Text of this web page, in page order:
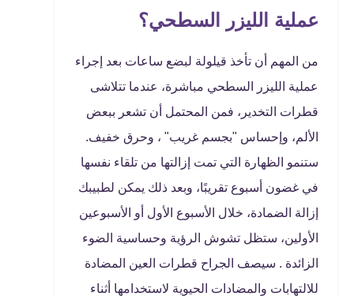
عملية الليزر السطحي؟
من المهم أن تأخذ قيلولة لبضع ساعات بعد إجراء
عملية الليزر السطحي مباشرة، عندما تتلاشى
قطرات التخدير، فمن المحتمل أن تشعر ببعض
الألم، وإحساس "بجسم غريب" ، وحرق خفيف.
ستنمو الظهارة التي تمت إزالتها من تلقاء نفسها
في غضون أسبوع تقريبًا، وبعد ذلك يمكن لطبيبك
إزالة الضمادة، خلال الأسبوع الأول أو الأسبوعين
الأولين، ستظل تشوش الرؤية وحساسية الضوء
الزائدة . سيصف الجراح قطرات العين المضادة
للالتهابات والمضادات الحيوية لاستخدامها أثناء